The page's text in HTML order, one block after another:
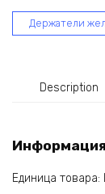
quantity
Держатели
Description
Единица товара: